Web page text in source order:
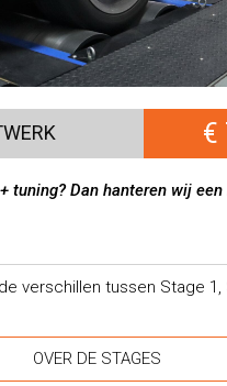
€
tuning? Dan hanteren wij
verschillen tussen Stage 1,
OVER DE STAGES